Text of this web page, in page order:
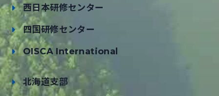
西日本研修センター
四国研修センター
OISCA International
北海道支部